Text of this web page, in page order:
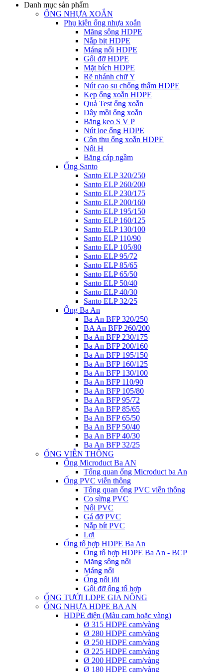
Danh mục sản phẩm
ỐNG NHỰA XOẮN
Phụ kiện ống nhựa xoắn
Măng sông HDPE
Nắp bịt HDPE
Máng nối HDPE
Gối đỡ HDPE
Mặt bích HDPE
Rẽ nhánh chữ Y
Nút cao su chống thấm HDPE
Kẹp ống xoắn HDPE
Quả Test ống xoắn
Dây mồi ống xoắn
Băng keo S V P
Nút loe ống HDPE
Côn thu ống xoắn HDPE
Nối H
Băng cáp ngầm
Ống Santo
Santo ELP 320/250
Santo ELP 260/200
Santo ELP 230/175
Santo ELP 200/160
Santo ELP 195/150
Santo ELP 160/125
Santo ELP 130/100
Santo ELP 110/90
Santo ELP 105/80
Santo ELP 95/72
Santo ELP 85/65
Santo ELP 65/50
Santo ELP 50/40
Santo ELP 40/30
Santo ELP 32/25
Ống Ba An
Ba An BFP 320/250
BA An BFP 260/200
Ba An BFP 230/175
Ba An BFP 200/160
Ba An BFP 195/150
Ba An BFP 160/125
Ba An BFP 130/100
Ba An BFP 110/90
Ba An BFP 105/80
Ba An BFP 95/72
Ba An BFP 85/65
Ba An BFP 65/50
Ba An BFP 50/40
Ba An BFP 40/30
Ba An BFP 32/25
ỐNG VIỄN THÔNG
Ống Microduct Ba AN
Tổng quan ống Microduct ba An
Ống PVC viễn thông
Tổng quan ống PVC viễn thông
Co sừng PVC
Nối PVC
Gá đỡ PVC
Nắp bít PVC
Lơi
Ống tổ hợp HDPE Ba An
Ống tổ hợp HDPE Ba An - BCP
Măng sông nối
Máng nối
Ống nối lõi
Gối đỡ ống tổ hợp
ỐNG TƯỚI LDPE GIA NÔNG
ỐNG NHỰA HDPE BA AN
HDPE điện (Màu cam hoặc vàng)
Ø 315 HDPE cam/vàng
Ø 280 HDPE cam/vàng
Ø 250 HDPE cam/vàng
Ø 225 HDPE cam/vàng
Ø 200 HDPE cam/vàng
Ø 180 HDPE cam/vàng